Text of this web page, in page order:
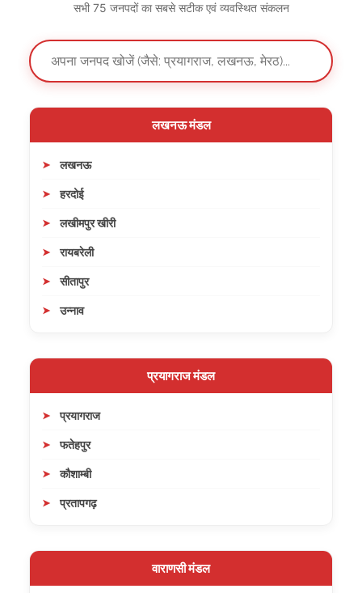
सभी 75 जनपदों का सबसे सटीक एवं व्यवस्थित संकलन
लखनऊ मंडल
लखनऊ
हरदोई
लखीमपुर खीरी
रायबरेली
सीतापुर
उन्नाव
प्रयागराज मंडल
प्रयागराज
फतेहपुर
कौशाम्बी
प्रतापगढ़
वाराणसी मंडल